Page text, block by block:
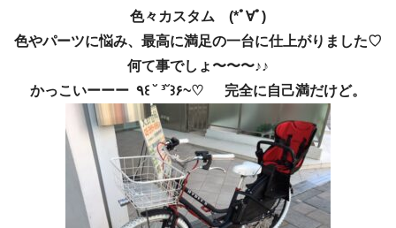
色々カスタム (*ﾟ∀ﾟ)
色やパーツに悩み、最高に満足の一台に仕上がりました♡
何て事でしょ〜〜〜♪♪
かっこいーーー ٩꒰ ˘ ³˘꒱۶~♡ 完全に自己満だけど。